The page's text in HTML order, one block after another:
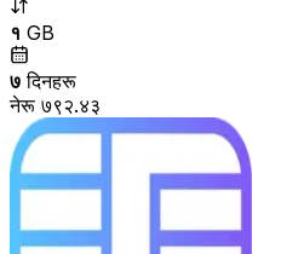
१ GB
७ दिनहरू
नेरू ७९२.४३